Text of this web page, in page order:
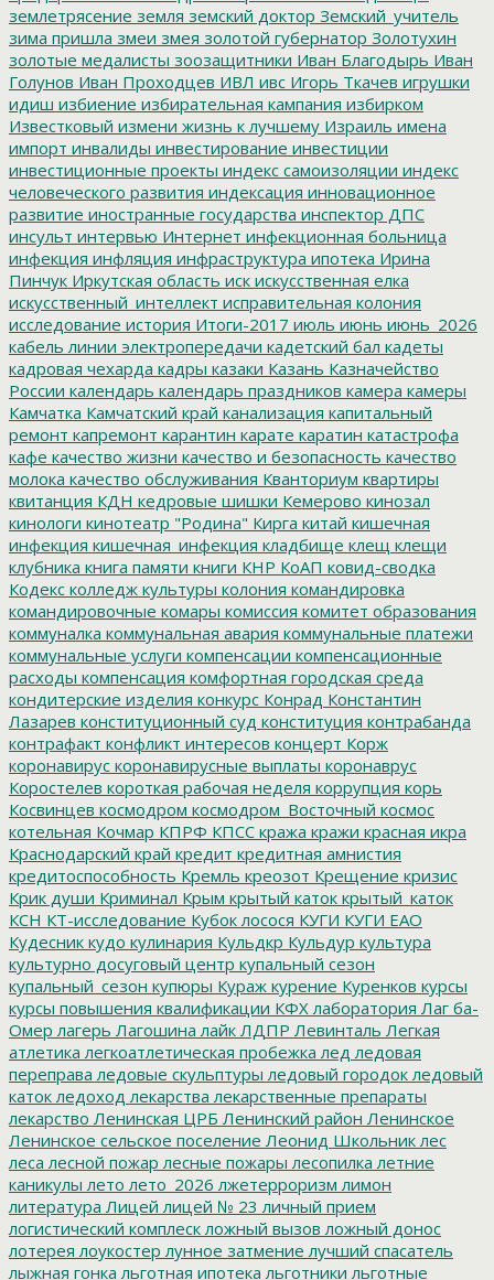
землетрясение земля земский доктор Земский_учитель
зима пришла змеи змея золотой губернатор Золотухин
золотые медалисты зоозащитники Иван Благодырь Иван
Голунов Иван Проходцев ИВЛ ивс Игорь Ткачев игрушки
идиш избиение избирательная кампания избирком
Известковый измени жизнь к лучшему Израиль имена
импорт инвалиды инвестирование инвестиции
инвестиционные проекты индекс самоизоляции индекс
человеческого развития индексация инновационное
развитие иностранные государства инспектор ДПС
инсульт интервью Интернет инфекционная больница
инфекция инфляция инфраструктура ипотека Ирина
Пинчук Иркутская область иск искусственная елка
искусственный_интеллект исправительная колония
исследование история Итоги-2017 июль июнь июнь_2026
кабель линии электропередачи кадетский бал кадеты
кадровая чехарда кадры казаки Казань Казначейство
России календарь календарь праздников камера камеры
Камчатка Камчатский край канализация капитальный
ремонт капремонт карантин карате каратин катастрофа
кафе качество жизни качество и безопасность качество
молока качество обслуживания Кванториум квартиры
квитанция КДН кедровые шишки Кемерово кинозал
кинологи кинотеатр "Родина" Кирга китай кишечная
инфекция кишечная_инфекция кладбище клещ клещи
клубника книга памяти книги КНР КоАП ковид-сводка
Кодекс колледж культуры колония командировка
командировочные комары комиссия комитет образования
коммуналка коммунальная авария коммунальные платежи
коммунальные услуги компенсации компенсационные
расходы компенсация комфортная городская среда
кондитерские изделия конкурс Конрад Константин
Лазарев конституционный суд конституция контрабанда
контрафакт конфликт интересов концерт Корж
коронавирус коронавирусные выплаты коронаврус
Коростелев короткая рабочая неделя коррупция корь
Косвинцев космодром космодром_Восточный космос
котельная Кочмар КПРФ КПСС кража кражи красная икра
Краснодарский край кредит кредитная амнистия
кредитоспособность Кремль креозот Крещение кризис
Крик души Криминал Крым крытый каток крытый_каток
КСН КТ-исследование Кубок лосося КУГИ КУГИ ЕАО
Кудесник кудо кулинария Кульдкр Кульдур культура
культурно досуговый центр купальный сезон
купальный_сезон купюры Кураж курение Куренков курсы
курсы повышения квалификации КФХ лаборатория Лаг ба-
Омер лагерь Лагошина лайк ЛДПР Левинталь Легкая
атлетика легкоатлетическая пробежка лед ледовая
переправа ледовые скульптуры ледовый городок ледовый
каток ледоход лекарства лекарственные препараты
лекарство Ленинская ЦРБ Ленинский район Ленинское
Ленинское сельское поселение Леонид Школьник лес
леса лесной пожар лесные пожары лесопилка летние
каникулы лето лето_2026 лжетерроризм лимон
литература Лицей лицей № 23 личный прием
логистический комплеск ложный вызов ложный донос
лотерея лоукостер лунное затмение лучший спасатель
лыжная гонка льготная ипотека льготники льготные